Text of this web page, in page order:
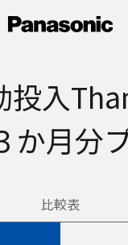
投入
か月分
比較表